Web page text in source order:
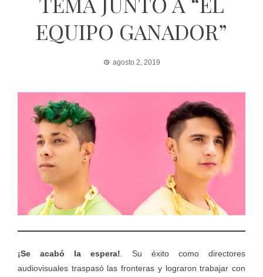
EQUIPO GANADOR”
agosto 2, 2019
¡Se acabó la espera! . Su éxito como directores
audiovisuales traspasó las fronteras y lograron trabajar con